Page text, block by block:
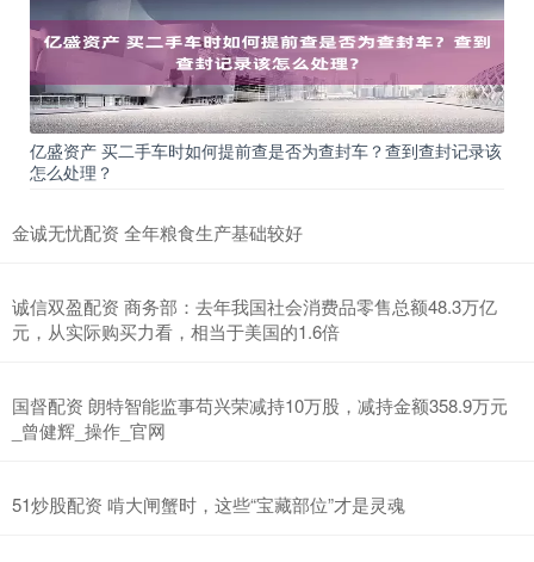
亿盛资产 买二手车时如何提前查是否为查封车？查到查封记录该
怎么处理？
金诚无忧配资 全年粮食生产基础较好
诚信双盈配资 商务部：去年我国社会消费品零售总额48.3万亿
元，从实际购买力看，相当于美国的1.6倍
国督配资 朗特智能监事苟兴荣减持10万股，减持金额358.9万元
_曾健辉_操作_官网
51炒股配资 啃大闸蟹时，这些“宝藏部位”才是灵魂